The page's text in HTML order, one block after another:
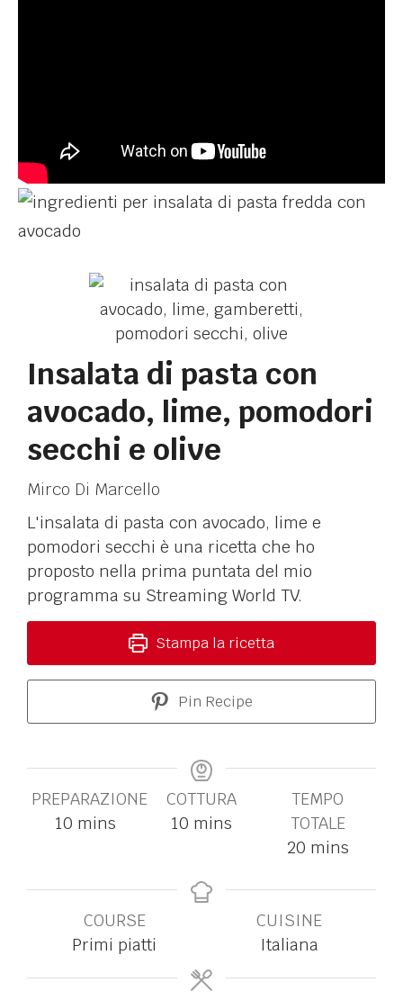
Insalata di pasta con
avocado, lime, pomodori
secchi e olive
Mirco Di Marcello
L'insalata di pasta con avocado, lime e
pomodori secchi è una ricetta che ho
proposto nella prima puntata del mio
programma su Streaming World TV.
Stampa la ricetta
Pin Recipe
PREPARAZIONE
10 mins
COTTURA
10 mins
TEMPO
TOTALE
20 mins
COURSE
Primi piatti
CUISINE
Italiana